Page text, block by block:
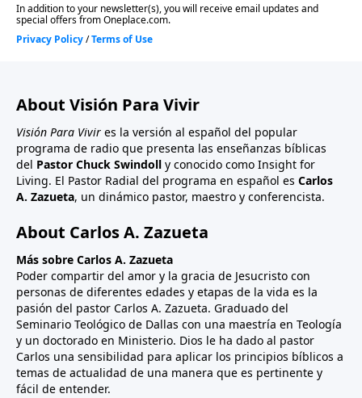
About Visión Para Vivir
Visión Para Vivir es la versión al español del popular
programa de radio que presenta las enseñanzas bíblicas
del Pastor Chuck Swindoll y conocido como Insight for
Living. El Pastor Radial del programa en español es Carlos
A. Zazueta, un dinámico pastor, maestro y conferencista.
About Carlos A. Zazueta
Más sobre Carlos A. Zazueta
Poder compartir del amor y la gracia de Jesucristo con
personas de diferentes edades y etapas de la vida es la
pasión del pastor Carlos A. Zazueta. Graduado del
Seminario Teológico de Dallas con una maestría en Teología
y un doctorado en Ministerio. Dios le ha dado al pastor
Carlos una sensibilidad para aplicar los principios bíblicos a
temas de actualidad de una manera que es pertinente y
fácil de entender.